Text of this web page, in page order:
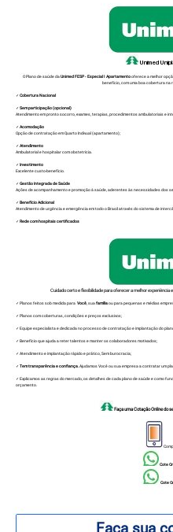
Unimed
O Plano de saúde daUnimed FESP - Especial I Apartamentooferece a melhor
benefício, com uma boa cobertura na
✓ Cobertura Nacional
✓ Sem participação (opcional)
Atendimento em pronto socorro, exames, terapias, procedimentos ambulatoriais e
✓ Acomodação
Opção de contratação em Quarto Indivual (apartamento);
✓ Atendimento
Ambulatorial e hospitalar com obstetrícia.
✓ Investimento
Excelente custo-benefício.
✓ Gestão Integrada de Saúde
Ações de acompanhamento e promoção à saúde, aderentes às necessidades dos
✓ Benefício Adicional
Atendimento de urgência e emergência em todo o Brasil através do sistema de
✓ Rede com hospitais certificados
Cuidado certo e flexibilidade para oferecer a melhor
✓ Planos feitos sob medida para Você, suafamíliaou para pequenas e médias
✓ Planos com coberturas, condições e preços exclusivos;
✓ Equipe especialista e dedicada no processo de contratação e implantação do
✓ Benefício que ajuda a reter talentos e manter os colaboradores motivados;
✓ Atendimento e implantação rápido e prático, Sem burocracia;
✓ Tem transparência e confiança. Ajudamos Você ou sua empresa a contratar um
✓ Explicamos as regras do mercado, os detalhes de cada plano de saúde e como
orçamento.
Faça uma Cotação Online do
Cote
Cote